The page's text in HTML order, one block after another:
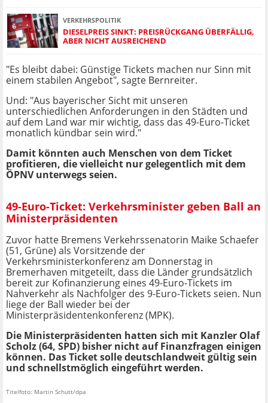
VERKEHRSPOLITIK
DIESELPREIS SINKT: PREISRÜCKGANG ÜBERFÄLLIG,
ABER NICHT AUSREICHEND
"Es bleibt dabei: Günstige Tickets machen nur Sinn mit
einem stabilen Angebot", sagte Bernreiter.
Und: "Aus bayerischer Sicht mit unseren
unterschiedlichen Anforderungen in den Städten und
auf dem Land war mir wichtig, dass das 49-Euro-Ticket
monatlich kündbar sein wird."
Damit könnten auch Menschen von dem Ticket
profitieren, die vielleicht nur gelegentlich mit dem
ÖPNV unterwegs seien.
49-Euro-Ticket: Verkehrsminister geben Ball an
Ministerpräsidenten
Zuvor hatte Bremens Verkehrssenatorin Maike Schaefer
(51, Grüne) als Vorsitzende der
Verkehrsministerkonferenz am Donnerstag in
Bremerhaven mitgeteilt, dass die Länder grundsätzlich
bereit zur Kofinanzierung eines 49-Euro-Tickets im
Nahverkehr als Nachfolger des 9-Euro-Tickets seien. Nun
liege der Ball wieder bei der
Ministerpräsidentenkonferenz (MPK).
Die Ministerpräsidenten hatten sich mit Kanzler Olaf
Scholz (64, SPD) bisher nicht auf Finanzfragen einigen
können. Das Ticket solle deutschlandweit gültig sein
und schnellstmöglich eingeführt werden.
Titelfoto: Martin Schutt/dpa